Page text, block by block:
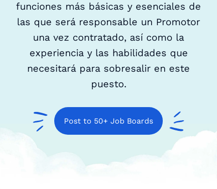
funciones más básicas y esenciales de
las que será responsable un Promotor
una vez contratado, así como la
experiencia y las habilidades que
necesitará para sobresalir en este
puesto.
Post to 50+ Job Boards